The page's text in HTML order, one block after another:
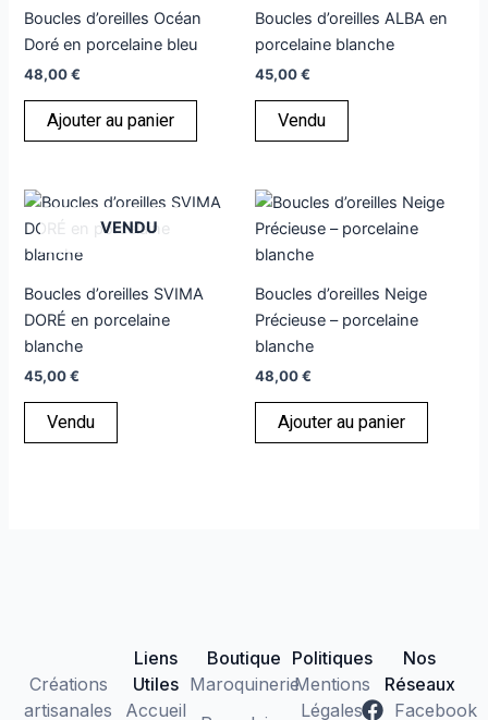
Boucles d’oreilles Océan
Doré en porcelaine bleu
48,00€
Ajouter au panier
Boucles d’oreilles ALBA en
porcelaine blanche
45,00€
Vendu
VENDU
Boucles d’oreilles SVIMA
DORÉ en porcelaine
blanche
45,00€
Vendu
Boucles d’oreilles Neige
Précieuse – porcelaine
blanche
48,00€
Ajouter au panier
Créations
artisanales
Liens
Utiles
Accueil
Boutique
Maroquinerie
Politiques
Mentions
Légales
Nos
Réseaux
Facebook